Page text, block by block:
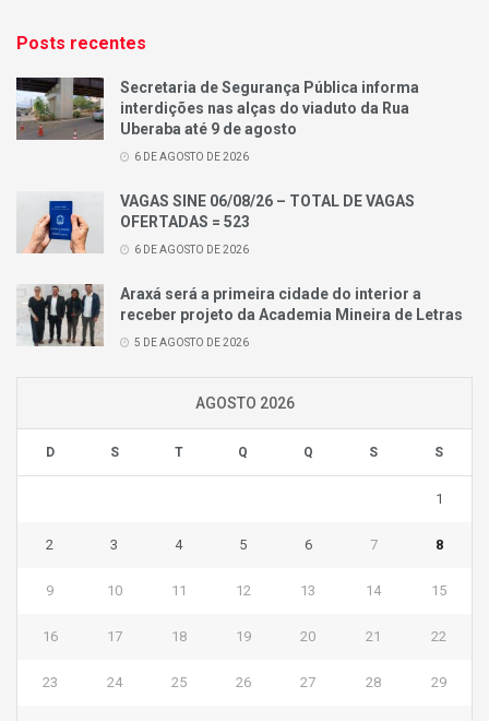
Posts recentes
Secretaria de Segurança Pública informa
interdições nas alças do viaduto da Rua
Uberaba até 9 de agosto
6 DE AGOSTO DE 2026
VAGAS SINE 06/08/26 – TOTAL DE VAGAS
OFERTADAS = 523
6 DE AGOSTO DE 2026
Araxá será a primeira cidade do interior a
receber projeto da Academia Mineira de Letras
5 DE AGOSTO DE 2026
AGOSTO 2026
D S T Q Q S S
1
2 3 4 5 6 7 8
9 10 11 12 13 14 15
16 17 18 19 20 21 22
23 24 25 26 27 28 29